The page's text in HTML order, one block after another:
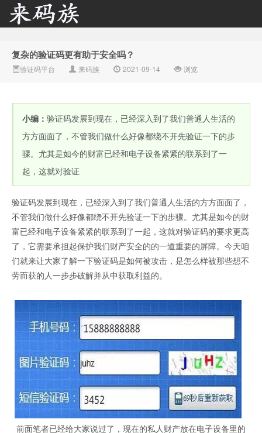
来码族 - 分享在线短信资
源接收资讯,手机短信验
证码网站
复杂的验证码更有助于安全吗？
验证码平台 来码族 2021-09-14 浏览
小编： 验证码发展到现在，已经深入到了我们普通人生活的
方方面面了，不管我们做什么好像都绕不开先验证一下的步
骤。尤其是如今的财富已经和电子设备紧紧的联系到了一
起，这就对验证
验证码发展到现在，已经深入到了我们普通人生活的方方面面了，
不管我们做什么好像都绕不开先验证一下的步骤。尤其是如今的财
富已经和电子设备紧紧的联系到了一起，这就对验证码的要求更高
了，它需要承担起保护我们财产安全的的一道重要的屏障。今天咱
们就来让大家了解一下验证码是如何被攻击，是怎么样被那些想不
劳而获的人一步步破解并从中获取利益的。
前面笔者已经给大家说过了，现在的私人财产放在电子设备里的